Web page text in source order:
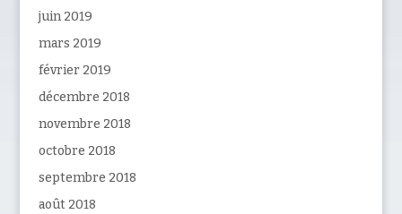
juin 2019
mars 2019
février 2019
décembre 2018
novembre 2018
octobre 2018
septembre 2018
août 2018